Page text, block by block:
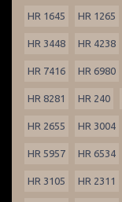
HR 1645 HR 1265
HR 3448 HR 4238
HR 7416 HR 6980
HR 8281 HR 240
HR 2655 HR 3004
HR 5957 HR 6534
HR 3105 HR 2311